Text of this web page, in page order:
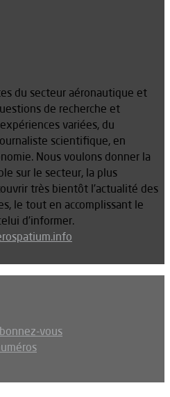
du secteur aéronautique et
de recherche et
variées, du
scientifique, en
Nous voulons donner la
sur le secteur, la plus
très bientôt l’actualité des
le tout en accomplissant le
d’informer.
vous